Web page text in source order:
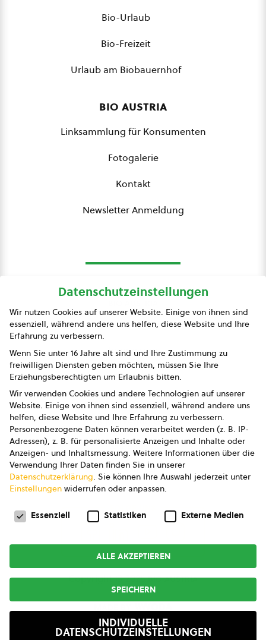
Bio-Urlaub
Bio-Freizeit
Urlaub am Biobauernhof
bio austria
Linksammlung für Konsumenten
Fotogalerie
Kontakt
Newsletter Anmeldung
Presse
Impressum
Datenschutz
AGB
AGB Marketing GmbH
AGB Bildung
Newsletter
Copyright © 2026bio austria
Datenschutzeinstellungen
Wir nutzen Cookies auf unserer Website. Einige von ihnen sind
essenziell, während andere uns helfen, diese Website und Ihre
Erfahrung zu verbessern.
Wenn Sie unter 16 Jahre alt sind und Ihre Zustimmung zu
freiwilligen Diensten geben möchten, müssen Sie Ihre
Erziehungsberechtigten um Erlaubnis bitten.
Wir verwenden Cookies und andere Technologien auf unserer
Website. Einige von ihnen sind essenziell, während andere uns
helfen, diese Website und Ihre Erfahrung zu verbessern.
Personenbezogene Daten können verarbeitet werden (z. B. IP-
Adressen), z. B. für personalisierte Anzeigen und Inhalte oder
Anzeigen- und Inhaltsmessung. Weitere Informationen über die
Verwendung Ihrer Daten finden Sie in unserer
Datenschutzerklärung. Sie können Ihre Auswahl jederzeit unter
Einstellungen widerrufen oder anpassen.
Datenschutzeinstellungen
Essenziell Statistiken Externe Medien
ALLE AKZEPTIEREN
SPEICHERN
INDIVIDUELLE
DATENSCHUTZEINSTELLUNGEN